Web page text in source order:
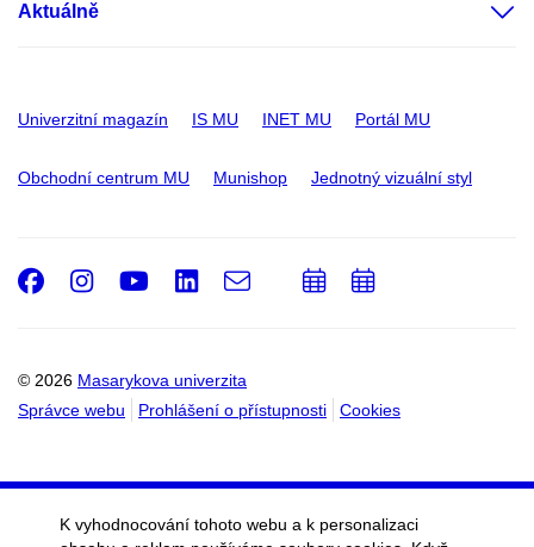
Aktuálně
Univerzitní magazín IS MU INET MU Portál MU
Obchodní centrum MU Munishop Jednotný vizuální styl
© 2026 Masarykova univerzita
Správce webu
Prohlášení o přístupnosti Cookies
Facebook
Instagram
Youtube
LinkedIn
e-
PřidatPřidat
K vyhodnocování tohoto webu a k personalizaci